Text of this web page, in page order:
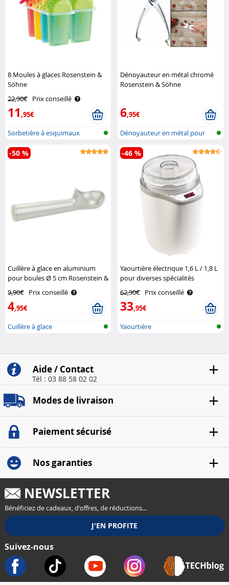
8 Moules à glaces Rosenstein &
Söhne
22,90€ Prix conseillé
11,95€
Sorbetière à esquimaux
Dénoyauteur en métal chromé
Rosenstein & Söhne
6,95€
Dénoyauteur en métal pour
olive et ..
Cuillère à glace en aluminium
pour boules Ø 5 cm Rosenstein &
9,90€ Prix conseillé
4,95€
-50 %
Cuillère à glace
Yaourtière électrique 1,6 L / 1,8 L
pour diverses spécialités
Rosenstein & Söhne
62,90€ Prix conseillé
33,95€
-46 %
Yaourtière
Aide / Contact
Tél : 03 88 58 02 02
Modes de livraison
Paiement sécurisé
Nos garanties
NEWSLETTER
Bénéficiez de cadeaux, d'offres, de réductions...
Suivez-nous